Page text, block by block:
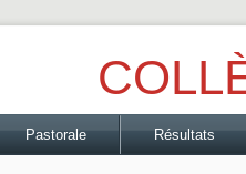
Pastorale Résultats